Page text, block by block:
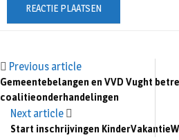
Previous article
Gemeentebelangen en VVD Vught
coalitieonderhandelingen
Next article
Start inschrijvingen